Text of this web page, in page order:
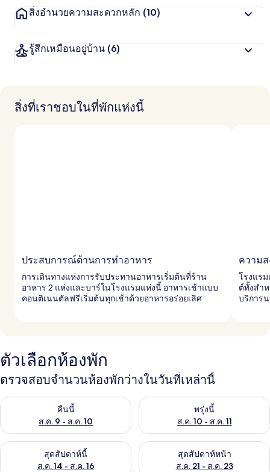
จ
า
า
ง
สิ่งอำนวยความสะดวกหลัก (10)
รู้สึกเหมือนอยู่บ้าน (6)
สิ่งที่เราชอบในที่พักแห่งนี้
ประสบการณ์ด้านการทำอาหาร
การเดินทางแห่งการรับประทานอาหารเริ่มต้นที่ร้าน
อาหาร 2 แห่งและบาร์ในโรงแรมแห่งนี้ อาหารเช้าแบบ
คอนติเนนตัลฟรีเริ่มต้นทุกเช้าด้วยอาหารอร่อยเลิศ
ความ
โรงแร
ต์ทั้งสำ
บริการ
ตัวเลือกห้องพัก
ตรวจสอบจำนวนห้องพักว่างในวันที่เหล่านี้
คืนนี้
ส.ค. 9 - ส.ค. 10
ตรวจสอบจำนวนห้องพักว่างในคืนนี้ ส.ค. 9 - ส.ค. 10
พรุ่งนี้
ส.ค. 10 - ส.ค. 11
ตรวจสอบจำนวนห้องพักว่างใน
สุดสัปดาห์นี้
ส.ค. 14 - ส.ค. 16
ตรวจสอบจำนวนห้องพักว่างในสุดสัปดาห์นี้ ส.ค. 14 - ส.ค. 16
สุดสัปดาห์หน้า
ส.ค. 21 - ส.ค. 23
ตรวจสอบจำนวนห้องพักว่างใน